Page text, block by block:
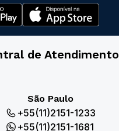
de Atendimento
São Paulo
+55(11)2151-1233
+55(11)2151-1681